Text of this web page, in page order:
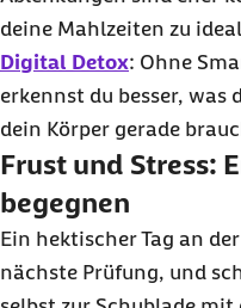
deine Mahlzeiten zu
Digital Detox: Ohne
erkennst du besser,
dein Körper gerade
Frust und Stress:
begegnen
Ein hektischer Tag an
nächste Prüfung, und